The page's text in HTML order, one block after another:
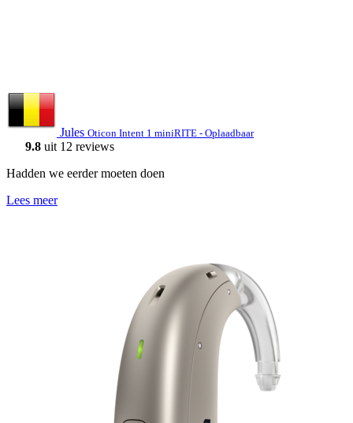
Jules Oticon Intent 1 miniRITE - Oplaadbaar
9.8 uit 12 reviews
Hadden we eerder moeten doen
Lees meer